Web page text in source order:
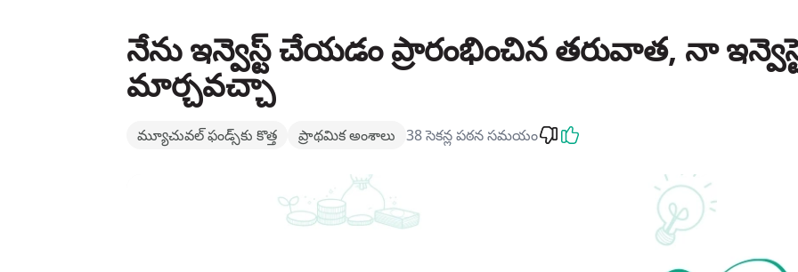
నేను ఇన్వెస్ట్ చేయడం ప్రారంభించిన తరువాత, నా
మార్చవచ్చా
మ్యూచువల్ ఫండ్స్‌కు కొత్త ప్రాథమిక అంశాలు 38 సెకన్ల పఠన సమయం